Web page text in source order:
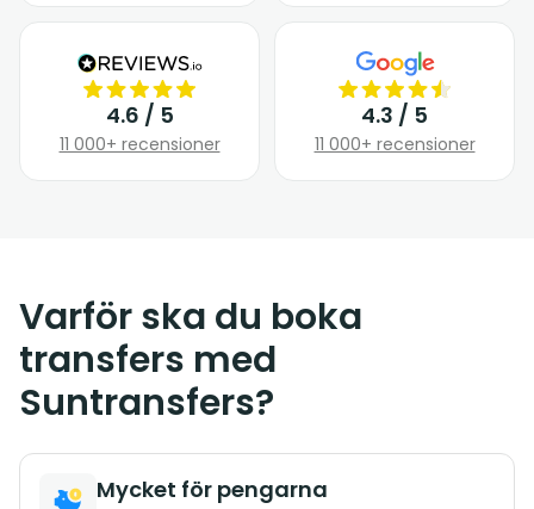
4.6 / 5
11 000+ recensioner
4.3 / 5
11 000+ recensioner
Varför ska du boka
transfers med
Suntransfers?
Mycket för pengarna